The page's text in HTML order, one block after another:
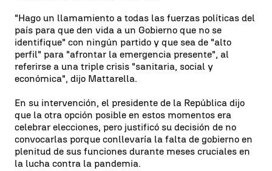
"Hago un llamamiento a todas las fuerzas políticas del
país para que den vida a un Gobierno que no se
identifique" con ningún partido y que sea de "alto
perfil" para "afrontar la emergencia presente", al
referirse a una triple crisis "sanitaria, social y
económica", dijo Mattarella.
En su intervención, el presidente de la República dijo
que la otra opción posible en estos momentos era
celebrar elecciones, pero justificó su decisión de no
convocarlas porque conllevaría la falta de gobierno en
plenitud de sus funciones durante meses cruciales en
la lucha contra la pandemia.